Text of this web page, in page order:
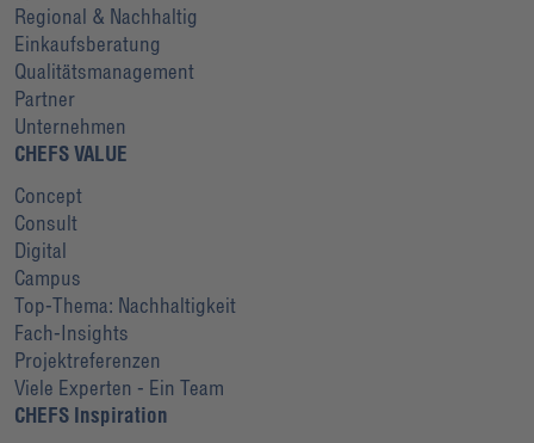
Regional & Nachhaltig
Einkaufsberatung
Qualitätsmanagement
Partner
Unternehmen
CHEFS VALUE
Concept
Consult
Digital
Campus
Top-Thema: Nachhaltigkeit
Fach-Insights
Projektreferenzen
Viele Experten - Ein Team
CHEFS Inspiration